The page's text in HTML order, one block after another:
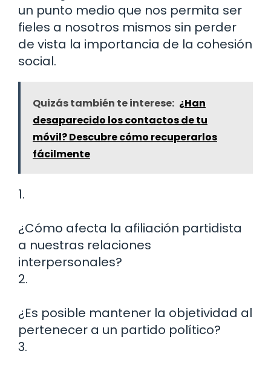
un punto medio que nos permita ser
fieles a nosotros mismos sin perder
de vista la importancia de la cohesión
social.
Quizás también te interese: ¿Han
desaparecido los contactos de tu
móvil? Descubre cómo recuperarlos
fácilmente
1.
¿Cómo afecta la afiliación partidista
a nuestras relaciones
interpersonales?
2.
¿Es posible mantener la objetividad al
pertenecer a un partido político?
3.